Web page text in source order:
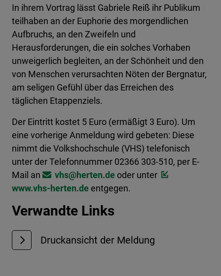
In ihrem Vortrag lässt Gabriele Reiß ihr Publikum
teilhaben an der Euphorie des morgendlichen
Aufbruchs, an den Zweifeln und
Herausforderungen, die ein solches Vorhaben
unweigerlich begleiten, an der Schönheit und den
von Menschen verursachten Nöten der Bergnatur,
am seligen Gefühl über das Erreichen des
täglichen Etappenziels.
Der Eintritt kostet 5 Euro (ermäßigt 3 Euro). Um
eine vorherige Anmeldung wird gebeten: Diese
nimmt die Volkshochschule (VHS) telefonisch
unter der Telefonnummer 02366 303-510, per E-
Mail an
vhs@​herten.de oder unter
www.vhs-herten.de entgegen.
Verwandte Links
Druckansicht der Meldung